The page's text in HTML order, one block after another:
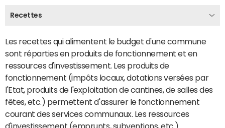
Recettes
Les recettes qui alimentent le budget d'une commune
sont réparties en produits de fonctionnement et en
ressources d'investissement. Les produits de
fonctionnement (impôts locaux, dotations versées par
l'Etat, produits de l'exploitation de cantines, de salles des
fêtes, etc.) permettent d'assurer le fonctionnement
courant des services communaux. Les ressources
d'investissement (emprunts, subventions, etc.)